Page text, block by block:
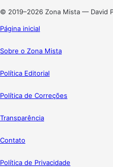
© 2019–2026 Zona Mista — David
Página inicial
Sobre o Zona Mista
Política Editorial
Política de Correções
Transparência
Contato
Política de Privacidade